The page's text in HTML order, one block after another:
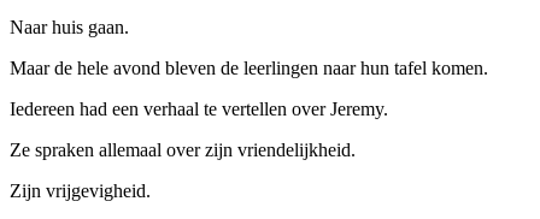
Naar huis gaan.
Maar de hele avond bleven de leerlingen naar hun tafel komen.
Iedereen had een verhaal te vertellen over Jeremy.
Ze spraken allemaal over zijn vriendelijkheid.
Zijn vrijgevigheid.